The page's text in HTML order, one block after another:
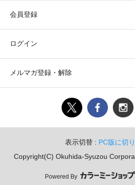
会員登録
ログイン
メルマガ登録・解除
表示切替 : PC版に切
Copyright(C) Okuhida-Syuzou
Powered By